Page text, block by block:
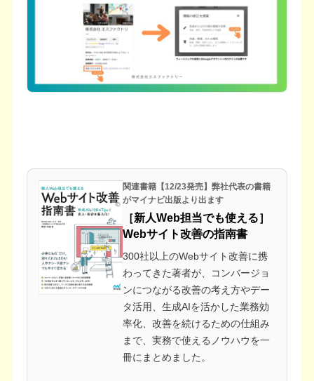
関連書籍【12/23発売】弊社代表の書籍
がマイナビ出版より出ます
［新人Web担当でも使える］
Webサイト改善の指南書
300社以上のWebサイト改善に携
わってきた著者が、コンバージョ
ンにつながる改善の考え方やデー
タ活用、生成AIを活かした業務効
率化、改善を続けるための仕組み
まで、実務で使えるノウハウを一
冊にまとめました。